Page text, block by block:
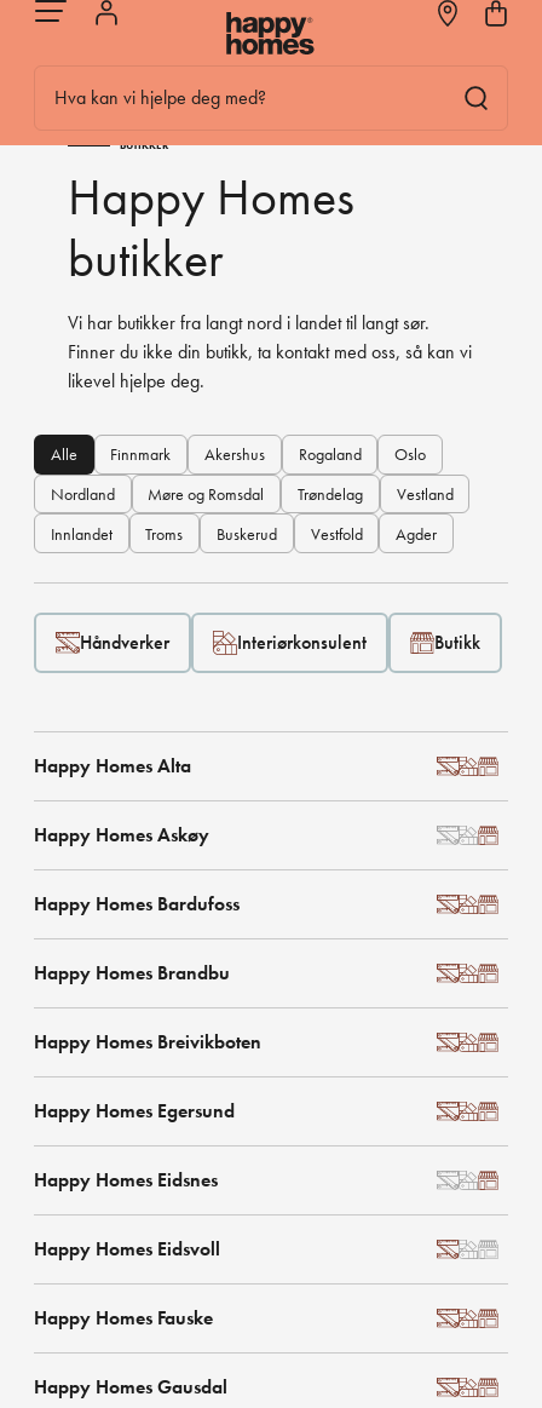
Hva kan vi hjelpe deg med?
BUTIKKER
Happy Homes
butikker
Vi har butikker fra langt nord i landet til langt sør.
Finner du ikke din butikk, ta kontakt med oss, så kan vi
likevel hjelpe deg.
Alle Finnmark Akershus Rogaland
Oslo
Nordland
Møre og Romsdal Trøndelag
Vestland
Innlandet
Troms Buskerud Vestfold Agder
Håndverker Interiørkonsulent Butikk
Happy Homes Alta
Happy Homes Askøy
Happy Homes Bardufoss
Happy Homes Brandbu
Happy Homes Breivikboten
Happy Homes Egersund
Happy Homes Eidsnes
Happy Homes Eidsvoll
Happy Homes Fauske
Happy Homes Gausdal